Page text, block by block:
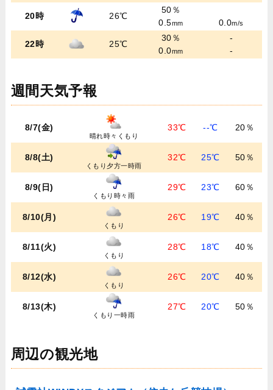
20時 26℃
50％
0.5mm 0.0m/s
22時 25℃
30％
0.0mm
-
-
週間天気予報
8/7(金)
晴れ時々くもり
33℃ --℃ 20％
8/8(土)
くもり夕方一時雨
32℃ 25℃ 50％
8/9(日)
くもり時々雨
29℃ 23℃ 60％
8/10(月)
くもり
26℃ 19℃ 40％
8/11(火)
くもり
28℃ 18℃ 40％
8/12(水)
くもり
26℃ 20℃ 40％
8/13(木)
くもり一時雨
27℃ 20℃ 50％
周辺の観光地